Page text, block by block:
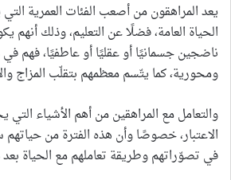
يعد المراهقون من أصعب الفئات العمرية
الحياة العامة، فضلًا عن التعليم، وذلك
ناضجين جسمانيًا أو عقليًا أو عاطفيًا، فهم
ومحورية، كما يتّسم معظمهم بتقلّب المزاج
والتعامل مع المراهقين من أهم الأشياء
الاعتبار، خصوصًا وأن هذه الفترة من حياتهم
في تصوّراتهم وطريقة تعاملهم مع الحياة